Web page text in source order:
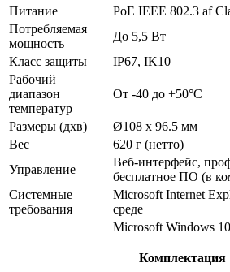
Питание
PoE IEEE 802.3 af
Потребляемая
мощность
До 5,5 Вт
Класс защиты
IP67, IK10
Рабочий
диапазон
температур
От -40 до +50°С
Размеры (дхв)
Ø108 х 96.5 мм
Вес
620 г (нетто)
Управление
Веб-интерфейс,
бесплатное ПО (в
Системные
требования
Microsoft Internet
среде
Microsoft Windows
Комплектация